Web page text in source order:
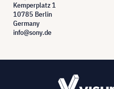
Kemperplatz 1
10785 Berlin
Germany
info@sony.de